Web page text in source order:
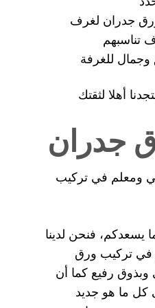
جدران لغرف
تناسبهم
للغرفة
أهلا لثقتك
جدران
ومعلم في تركيب
يسعدكم، فنحن لدينا
في تركيب ورق
رفيع كما أن
كل ما هو جديد